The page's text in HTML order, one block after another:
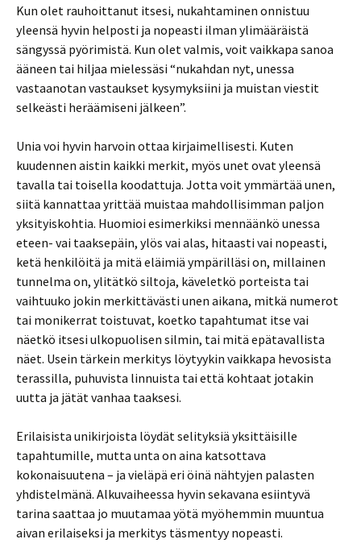
Kun olet rauhoittanut itsesi, nukahtaminen onnistuu
yleensä hyvin helposti ja nopeasti ilman ylimääräistä
sängyssä pyörimistä. Kun olet valmis, voit vaikkapa sanoa
ääneen tai hiljaa mielessäsi “nukahdan nyt, unessa
vastaanotan vastaukset kysymyksiini ja muistan viestit
selkeästi heräämiseni jälkeen”.
Unia voi hyvin harvoin ottaa kirjaimellisesti. Kuten
kuudennen aistin kaikki merkit, myös unet ovat yleensä
tavalla tai toisella koodattuja. Jotta voit ymmärtää unen,
siitä kannattaa yrittää muistaa mahdollisimman paljon
yksityiskohtia. Huomioi esimerkiksi mennäänkö unessa
eteen- vai taaksepäin, ylös vai alas, hitaasti vai nopeasti,
ketä henkilöitä ja mitä eläimiä ympärilläsi on, millainen
tunnelma on, ylitätkö siltoja, käveletkö porteista tai
vaihtuuko jokin merkittävästi unen aikana, mitkä numerot
tai monikerrat toistuvat, koetko tapahtumat itse vai
näetkö itsesi ulkopuolisen silmin, tai mitä epätavallista
näet. Usein tärkein merkitys löytyykin vaikkapa hevosista
terassilla, puhuvista linnuista tai että kohtaat jotakin
uutta ja jätät vanhaa taaksesi.
Erilaisista unikirjoista löydät selityksiä yksittäisille
tapahtumille, mutta unta on aina katsottava
kokonaisuutena – ja vieläpä eri öinä nähtyjen palasten
yhdistelmänä. Alkuvaiheessa hyvin sekavana esiintyvä
tarina saattaa jo muutamaa yötä myöhemmin muuntua
aivan erilaiseksi ja merkitys täsmentyy nopeasti.